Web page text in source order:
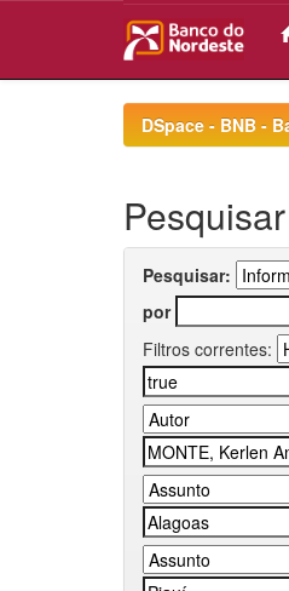
DSpace - BNB -
Pesquisar
Pesquisar:
por
Filtros correntes: